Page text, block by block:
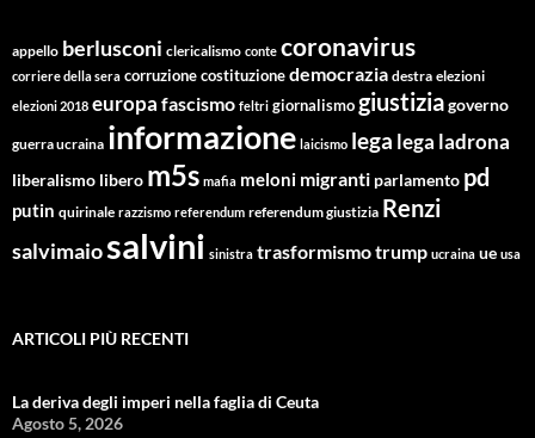
appello berlusconi clericalismo conte coronavirus
corriere della sera corruzionecostituzionedemocrazia destra elezioni
elezioni 2018 europa fascismo feltri giornalismogiustiziagoverno
guerra ucraina informazione laicismo lega lega ladrona
liberalismo libero m5s mafia meloni migranti parlamento pd
putin quirinale razzismo referendum referendum giustizia Renzi
salvimaiosalvini sinistra trasformismotrump ucraina ue usa
ARTICOLI PIÙ RECENTI
La deriva degli imperi nella faglia di Ceuta
Agosto 5, 2026